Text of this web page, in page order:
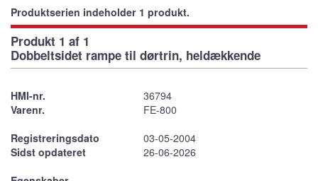
Produktserien indeholder 1 produkt.
Produkt 1 af 1
Dobbeltsidet rampe til dørtrin, heldækkende
HMI-nr.
36794
Varenr.
FE-800
Registreringsdato
03-05-2004
Sidst opdateret
26-06-2026